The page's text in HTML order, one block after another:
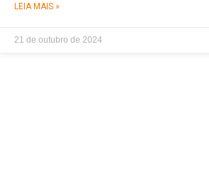
LEIA MAIS »
21 de outubro de 2024